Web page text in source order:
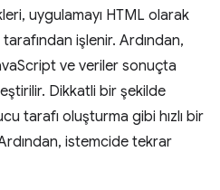
uygulamayı HTML olarak
işlenir. Ardından,
ve veriler sonuçta
Dikkatli bir şekilde
tarafı oluşturma gibi hızlı bir
istemcide tekrar